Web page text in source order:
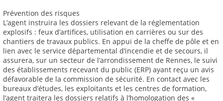
Prévention des risques
L’agent instruira les dossiers relevant de la réglementation
explosifs : feux d’artifices, utilisation en carrières ou sur des
chantiers de travaux publics. En appui de la cheffe de pôle et en
lien avec le service départemental d’incendie et de secours, il
assurera, sur un secteur de l’arrondissement de Rennes, le suivi
des établissements recevant du public (ERP) ayant reçu un avis
défavorable de la commission de sécurité. En contact avec les
bureaux d’études, les exploitants et les centres de formation,
l’agent traitera les dossiers relatifs à l’homologation des «